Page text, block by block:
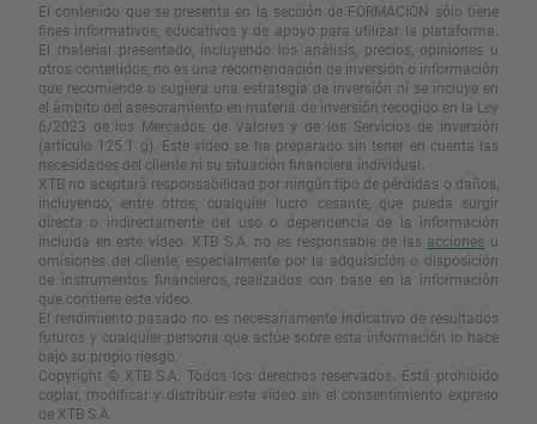
El contenido que se presenta en la sección de FORMACIÓN sólo tiene
fines informativos, educativos y de apoyo para utilizar la plataforma.
El material presentado, incluyendo los análisis, precios, opiniones u
otros contenidos, no es una recomendación de inversión o información
que recomiende o sugiera una estrategia de inversión ni se incluye en
el ámbito del asesoramiento en materia de inversión recogido en la Ley
6/2023 de los Mercados de Valores y de los Servicios de Inversión
(artículo 125.1 g). Este vídeo se ha preparado sin tener en cuenta las
necesidades del cliente ni su situación financiera individual.
XTB no aceptará responsabilidad por ningún tipo de pérdidas o daños,
incluyendo, entre otros, cualquier lucro cesante, que pueda surgir
directa o indirectamente del uso o dependencia de la información
incluida en este vídeo. XTB S.A. no es responsable de las acciones u
omisiones del cliente, especialmente por la adquisición o disposición
de instrumentos financieros, realizados con base en la información
que contiene este vídeo.
El rendimiento pasado no es necesariamente indicativo de resultados
futuros y cualquier persona que actúe sobre esta información lo hace
bajo su propio riesgo.
Copyright © XTB S.A. Todos los derechos reservados. Está prohibido
copiar, modificar y distribuir este vídeo sin el consentimiento expreso
de XTB S.A.